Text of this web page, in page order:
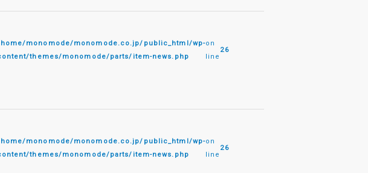
monomode/monomode.co.jp/public_html/wp-
themes/monomode/parts/item-news.php
on
line
26
monomode/monomode.co.jp/public_html/wp-
themes/monomode/parts/item-news.php
on
line
26